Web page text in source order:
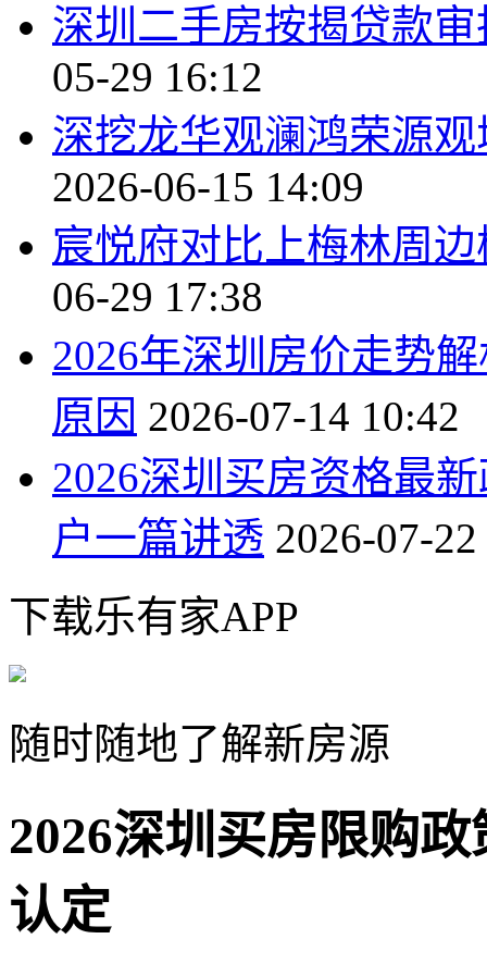
深圳二手房按揭贷款
05-29 16:12
深挖龙华观澜鸿荣源
2026-06-15 14:09
宸悦府对比上梅林周
06-29 17:38
2026年深圳房价走势
原因 2026-07-14 10:42
2026深圳买房资格最
户一篇讲透 2026-07-
下载乐有家APP
随时随地了解新房源
2026深圳买房限购
认定